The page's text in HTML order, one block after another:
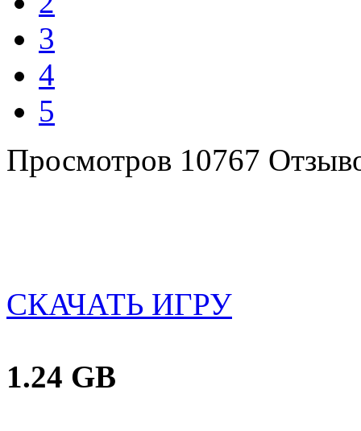
3
4
5
Просмотров 10767
СКАЧАТЬ ИГРУ
1.24 GB